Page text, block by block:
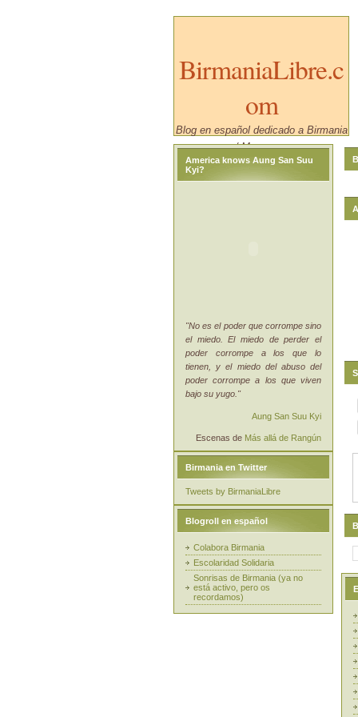
BirmaniaLibre.c
om
Blog en español dedicado a Birmania
/ Myanmar.
America knows Aung San Suu
Kyi?
"No es el poder que corrompe sino
el miedo. El miedo de perder el
poder corrompe a los que lo
tienen, y el miedo del abuso del
poder corrompe a los que viven
bajo su yugo."
Aung San Suu Kyi
Escenas de Más allá de Rangún
Birmania en Twitter
Tweets by BirmaniaLibre
Blogroll en español
Colabora Birmania
Escolaridad Solidaria
Sonrisas de Birmania (ya no
está activo, pero os
recordamos)